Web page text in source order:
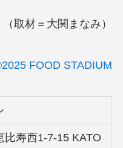
取材＝大関まなみ）
FOOD STADIUM
比寿西1-7-15 KATO